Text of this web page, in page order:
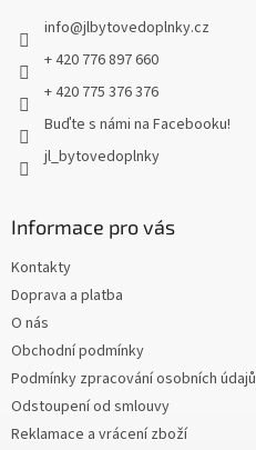
info@jlbytovedoplnky.cz
+ 420 776 897 660
+ 420 775 376 376
Buďte s námi na Facebooku!
jl_bytovedoplnky
Informace pro vás
Kontakty
Doprava a platba
O nás
Obchodní podmínky
Podmínky zpracování osobních údajů
Odstoupení od smlouvy
Reklamace a vrácení zboží